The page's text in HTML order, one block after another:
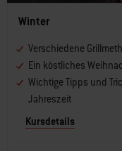
Winter
Verschiedene
Ein köstliches
Wichtige Tipps und
Jahreszeit
Kursdetails